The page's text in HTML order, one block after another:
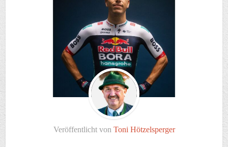
Veröffentlicht von Toni Hötzelsperger